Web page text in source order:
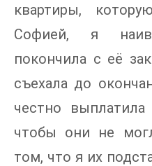
квартиры,
Софией, я
покончила с её
съехала до
честно
чтобы они не
том, что я их